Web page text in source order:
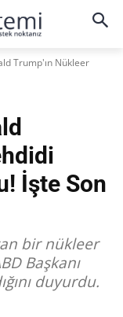
Trump'ın Nükleer
İşte Son
bir nükleer
Başkanı
duyurdu.